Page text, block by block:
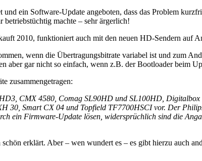
ein Software-Update angeboten, dass das Problem
betriebstüchtig machte – sehr ärgerlich!
2010, funktioniert auch mit den neuen HD-Sendern auf
wenn die Übertragungsbitrate variabel ist und zum
aber gar nicht so einfach, wenn z.B. der Bootloader beim
zusammengetragen:
CMX 4580, Comag SL90HD und SL100HD,
30, Smart CX 04 und Topfield TF7700HSCI vor. Der
ein Firmware-Update lösen, widersprüchlich sind die
erklärt. Aber – wen wundert es – es gibt hierzu auch